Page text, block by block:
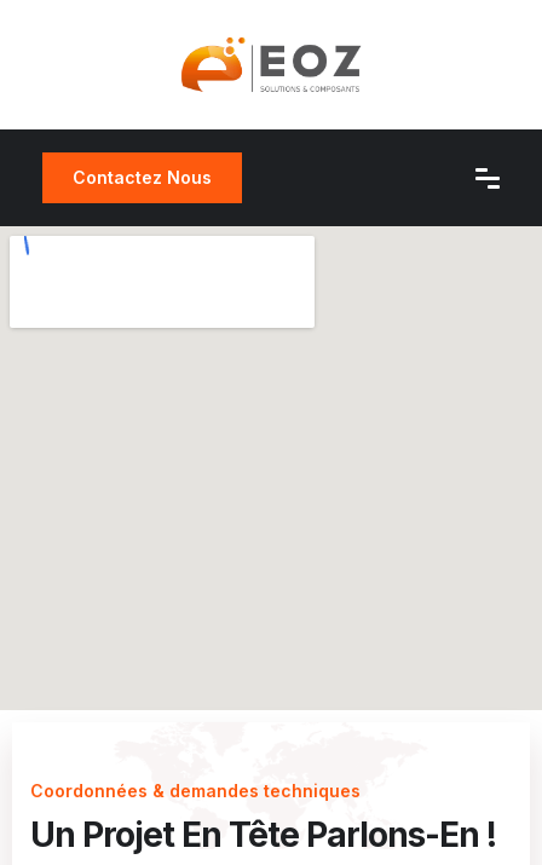
Contactez Nous
Coordonnées & demandes techniques
Un Projet En Tête Parlons-En !